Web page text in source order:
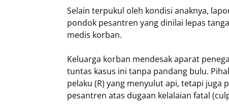
​Selain terpukul oleh kondisi anaknya,
pondok pesantren yang dinilai lepas
medis korban.
​Keluarga korban mendesak aparat
tuntas kasus ini tanpa pandang bulu.
pelaku (R) yang menyulut api, tetapi
pesantren atas dugaan kelalaian fatal